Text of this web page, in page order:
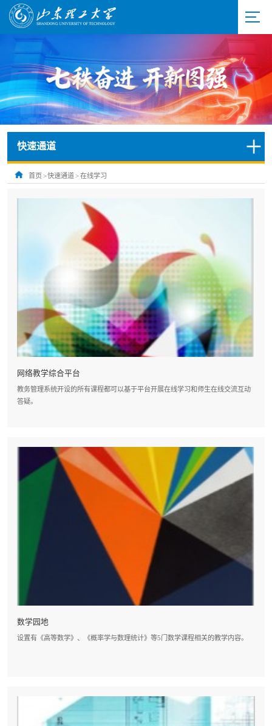
快速通道
首页>快速通道>在线学习
网络教学综合平台
教务管理系统开设的所有课程都可以基于平台开展在线学习和师生在线交流互动
答疑。
数学园地
设置有《高等数学》、《概率学与数理统计》等5门数学课程相关的教学内容。